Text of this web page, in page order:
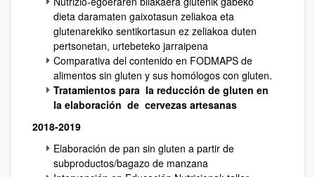
dieta daramaten gaixotasun zeliakoa eta
glutenarekiko sentikortasun ez zeliakoa duten
pertsonetan, urtebeteko jarraipena
Comparativa del contenido en FODMAPS de
alimentos sin gluten y sus homólogos con gluten.
Tratamientos para la reducción de gluten en
la elaboración de cervezas artesanas
2018-2019
Elaboración de pan sin gluten a partir de
subproductos/bagazo de manzana